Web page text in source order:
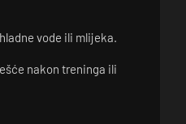
vode ili mlijeka.
nakon treninga ili